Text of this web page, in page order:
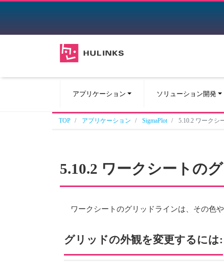
アプリケーション ソリューション開発
TOP アプリケーション SigmaPlot 5.10.2 ワークシ
5.10.2 ワークシートの
ワークシートのグリッドラインは、その色
グリッドの外観を変更するには: